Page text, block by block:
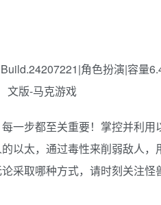
一步都至关重要！掌控并利
以太，通过毒性来削弱敌人
采取哪种方式，请时刻关注